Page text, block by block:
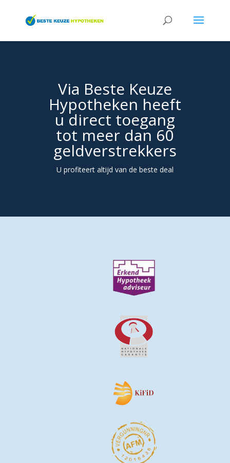
Via Beste Keuze
Hypotheken heeft
u direct toegang
tot meer dan 60
geldverstrekkers
U profiteert altijd van de beste deal